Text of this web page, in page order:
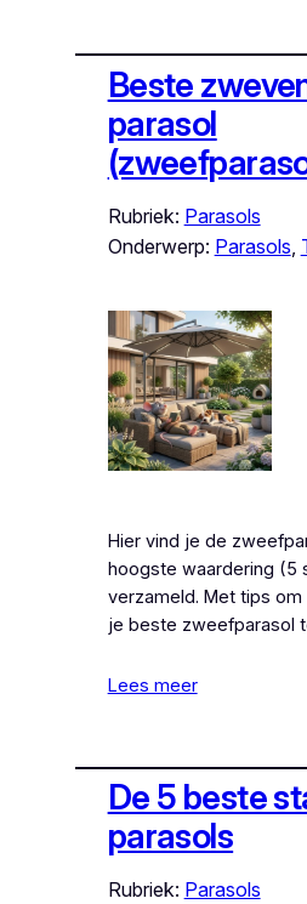
Beste
parasol
Rubriek: Parasols
Onderwerp: Parasols
Hier vind je de
hoogste waardering (5
verzameld. Met tips om
je beste zweefparasol
Lees meer
De 5 beste
parasols
Rubriek: Parasols